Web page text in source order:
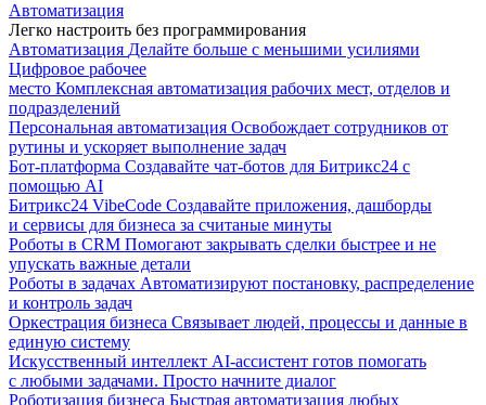
Автоматизация
Легко настроить без программирования
Автоматизация Делайте больше с меньшими усилиями
Цифровое рабочее
место Комплексная автоматизация рабочих мест, отделов и
подразделений
Персональная автоматизация Освобождает сотрудников от
рутины и ускоряет выполнение задач
Бот-платформа Создавайте чат-ботов для Битрикс24 с
помощью AI
Битрикс24 VibeCode Создавайте приложения, дашборды
и сервисы для бизнеса за считаные минуты
Роботы в CRM Помогают закрывать сделки быстрее и не
упускать важные детали
Роботы в задачах Автоматизируют постановку, распределение
и контроль задач
Оркестрация бизнеса Связывает людей, процессы и данные в
единую систему
Искусственный интеллект AI-ассистент готов помогать
с любыми задачами. Просто начните диалог
Роботизация бизнеса Быстрая автоматизация любых